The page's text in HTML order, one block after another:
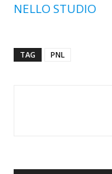
NELLO STUDIO
TAG PNL